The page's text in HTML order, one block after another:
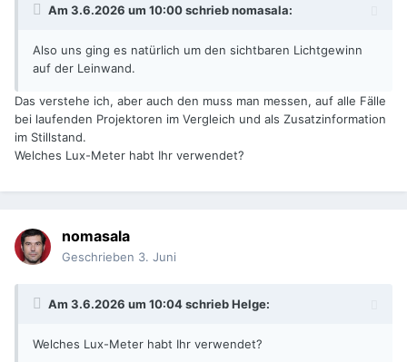
Am 3.6.2026 um 10:00 schriebnomasala:
Also uns ging es natürlich um den sichtbaren Lichtgewinn
auf der Leinwand.
Das verstehe ich, aber auch den muss man messen, auf alle Fälle
bei laufenden Projektoren im Vergleich und als Zusatzinformation
im Stillstand.
Welches Lux-Meter habt Ihr verwendet?
nomasala
Geschrieben 3. Juni
Am 3.6.2026 um 10:04 schriebHelge:
Welches Lux-Meter habt Ihr verwendet?